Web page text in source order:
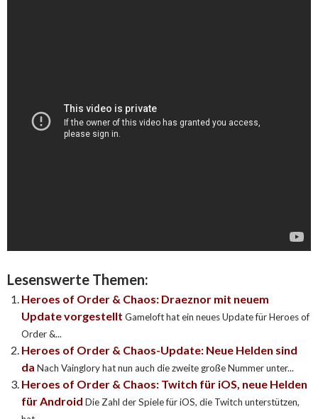
Lesenswerte Themen:
Heroes of Order & Chaos: Draeznor mit neuem
Update vorgestellt Gameloft hat ein neues Update für Heroes of
Order &...
Heroes of Order & Chaos-Update: Neue Helden sind
da Nach Vainglory hat nun auch die zweite große Nummer unter...
Heroes of Order & Chaos: Twitch für iOS, neue Helden
für Android Die Zahl der Spiele für iOS, die Twitch unterstützen,